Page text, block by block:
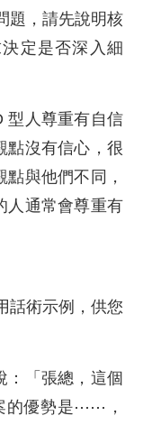
題，請先說明核
定是否深入細
型人尊重有自信
點沒有信心，很
與他們不同，
人通常會尊重有
話術示例，供您
：「張總，這個
的優勢是⋯⋯，